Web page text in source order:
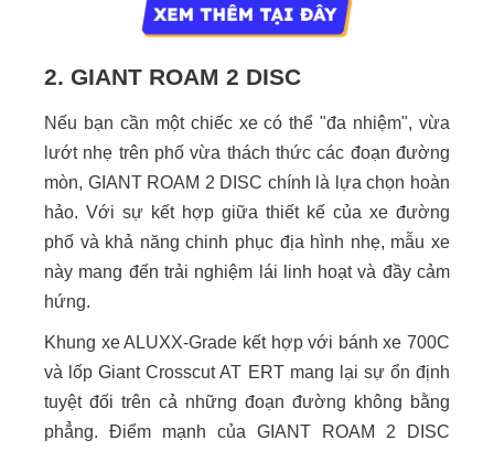
2. GIANT ROAM 2 DISC
Nếu bạn cần một chiếc xe có thể "đa nhiệm", vừa
lướt nhẹ trên phố vừa thách thức các đoạn đường
mòn, GIANT ROAM 2 DISC chính là lựa chọn hoàn
hảo. Với sự kết hợp giữa thiết kế của xe đường
phố và khả năng chinh phục địa hình nhẹ, mẫu xe
này mang đến trải nghiệm lái linh hoạt và đầy cảm
hứng.
Khung xe ALUXX-Grade kết hợp với bánh xe 700C
và lốp Giant Crosscut AT ERT mang lại sự ổn định
tuyệt đối trên cả những đoạn đường không bằng
phẳng. Điểm mạnh của GIANT ROAM 2 DISC